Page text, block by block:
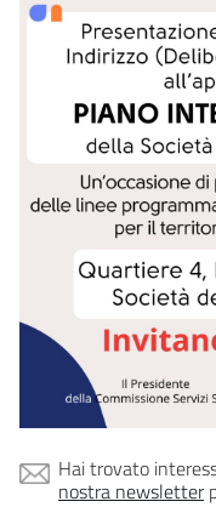
Hai trovato
nostra newsletter